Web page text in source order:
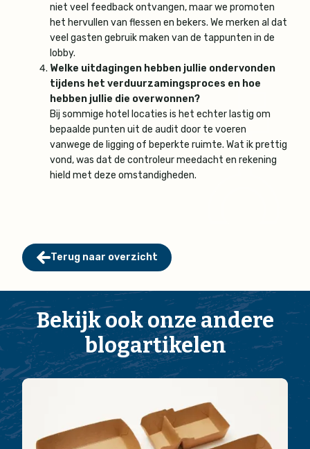
niet veel feedback ontvangen, maar we promoten
het hervullen van flessen en bekers. We merken al dat
veel gasten gebruik maken van de tappunten in de
lobby.
Welke uitdagingen hebben jullie ondervonden
tijdens het verduurzamingsproces en hoe
hebben jullie die overwonnen?
Bij sommige hotel locaties is het echter lastig om
bepaalde punten uit de audit door te voeren
vanwege de ligging of beperkte ruimte. Wat ik prettig
vond, was dat de controleur meedacht en rekening
hield met deze omstandigheden.
Terug naar overzicht
Bekijk ook onze andere
blogartikelen